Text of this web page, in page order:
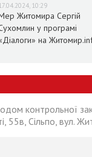
17.04.2024, 10:29
Житомира Сергій
у програмі
на
контрольної
Сільпо, вул.